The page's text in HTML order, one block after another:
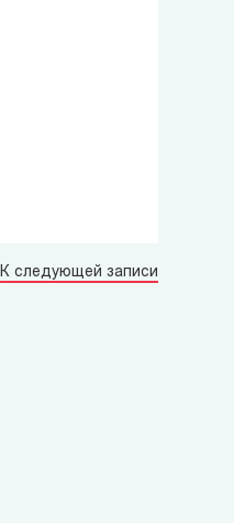
К следующей записи